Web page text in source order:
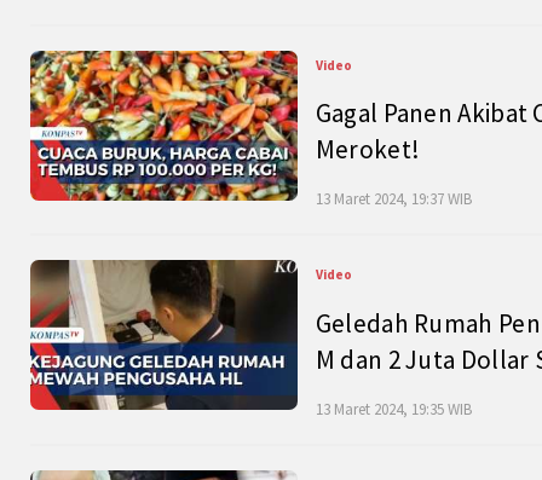
Video
Gagal Panen Akibat
Meroket!
13 Maret 2024, 19:37 WIB
Video
Geledah Rumah
M dan 2 Juta Dollar
13 Maret 2024, 19:35 WIB